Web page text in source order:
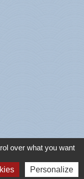
over what you want
Personalize